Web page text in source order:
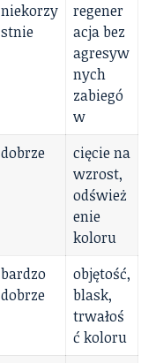
niekorzy
stnie
regener
acja bez
agresyw
nych
zabiegó
w
dobrze
cięcie na
wzrost,
odśwież
enie
koloru
bardzo
dobrze
objętość,
blask,
trwałoś
ć koloru